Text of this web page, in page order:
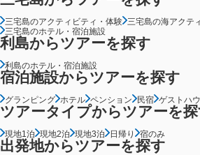
三宅島のアクティビティ・体験 三宅島の海アクテ
三宅島のホテル・宿泊施設
利島からツアーを探す
利島のホテル・宿泊施設
宿泊施設からツアーを探す
グランピング ホテル ペンション 民宿 ゲストハ
ツアータイプからツアーを
現地1泊 現地2泊 現地3泊 日帰り 宿のみ
出発地からツアーを探す